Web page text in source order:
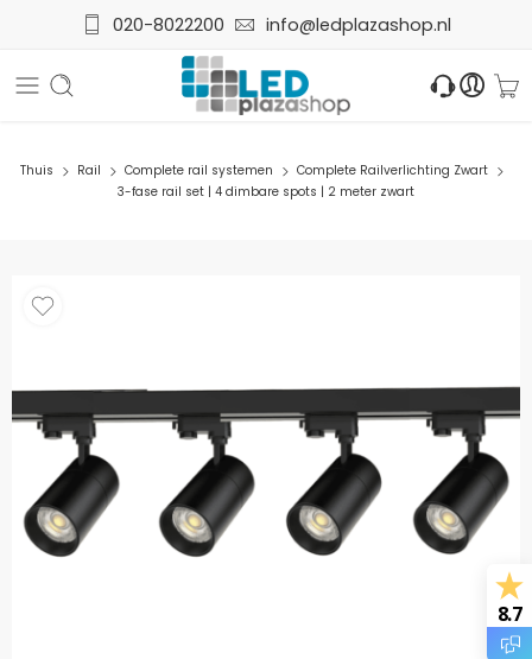
020-8022200 info@ledplazashop.nl
Thuis Rail Complete rail systemen
Complete Railverlichting Zwart
3-fase rail set | 4 dimbare spots | 2 meter zwart
8.7